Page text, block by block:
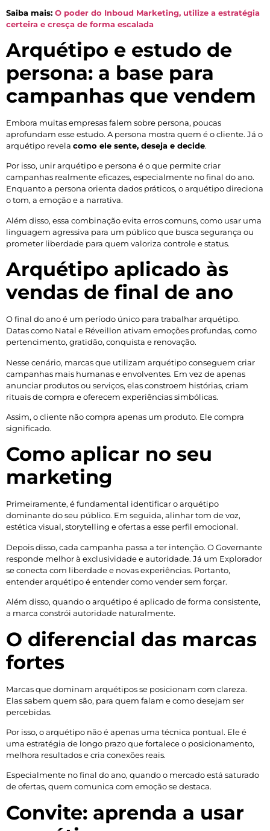
Saiba mais: O poder do Inboud Marketing, utilize a estratégia
certeira e cresça de forma escalada
Arquétipo e estudo de
persona: a base para
campanhas que vendem
Embora muitas empresas falem sobre persona, poucas
aprofundam esse estudo. A persona mostra quem é o cliente. Já o
arquétipo revela como ele sente, deseja e decide.
Por isso, unir arquétipo e persona é o que permite criar
campanhas realmente eficazes, especialmente no final do ano.
Enquanto a persona orienta dados práticos, o arquétipo direciona
o tom, a emoção e a narrativa.
Além disso, essa combinação evita erros comuns, como usar uma
linguagem agressiva para um público que busca segurança ou
prometer liberdade para quem valoriza controle e status.
Arquétipo aplicado às
vendas de final de ano
O final do ano é um período único para trabalhar arquétipo.
Datas como Natal e Réveillon ativam emoções profundas, como
pertencimento, gratidão, conquista e renovação.
Nesse cenário, marcas que utilizam arquétipo conseguem criar
campanhas mais humanas e envolventes. Em vez de apenas
anunciar produtos ou serviços, elas constroem histórias, criam
rituais de compra e oferecem experiências simbólicas.
Assim, o cliente não compra apenas um produto. Ele compra
significado.
Como aplicar no seu
marketing
Primeiramente, é fundamental identificar o arquétipo
dominante do seu público. Em seguida, alinhar tom de voz,
estética visual, storytelling e ofertas a esse perfil emocional.
Depois disso, cada campanha passa a ter intenção. O Governante
responde melhor à exclusividade e autoridade. Já um Explorador
se conecta com liberdade e novas experiências. Portanto,
entender arquétipo é entender como vender sem forçar.
Além disso, quando o arquétipo é aplicado de forma consistente,
a marca constrói autoridade naturalmente.
O diferencial das marcas
fortes
Marcas que dominam arquétipos se posicionam com clareza.
Elas sabem quem são, para quem falam e como desejam ser
percebidas.
Por isso, o arquétipo não é apenas uma técnica pontual. Ele é
uma estratégia de longo prazo que fortalece o posicionamento,
melhora resultados e cria conexões reais.
Especialmente no final do ano, quando o mercado está saturado
de ofertas, quem comunica com emoção se destaca.
Convite: aprenda a usar